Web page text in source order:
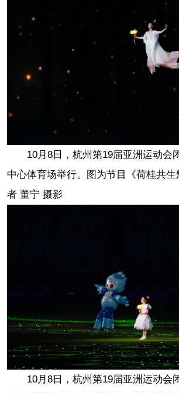
10月8日，杭州第19届亚洲运动会
中心体育场举行。图为节目《荷桂共
者 董宁 摄影
10月8日，杭州第19届亚洲运动会